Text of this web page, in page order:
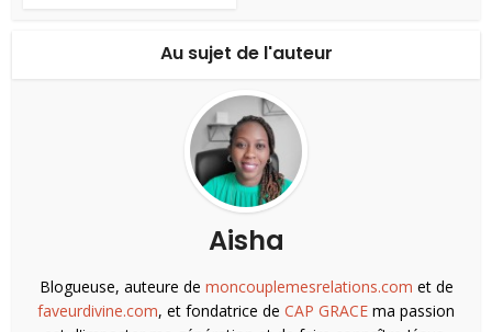
Au sujet de l'auteur
Aisha
Blogueuse, auteure de moncouplemesrelations.com et de
faveurdivine.com, et fondatrice de CAP GRACE ma passion